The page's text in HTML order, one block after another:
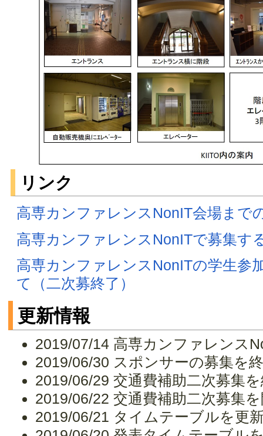
リンク
高専カンファレンスNonIT会場まで
高専カンファレンスNonITで募集す
高専カンファレンスNonITの学生参
て（二次募終了）
更新情報
2019/07/14 高専カンファレンス
2019/06/30 スポンサーの募集を
2019/06/29 交通費補助二次募集
2019/06/22 交通費補助二次募集
2019/06/21 タイムテーブルを更